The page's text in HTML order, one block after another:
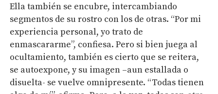
Ella también se encubre, intercambiando
segmentos de su rostro con los de otras. “Por mi
experiencia personal, yo trato de
enmascararme”, confiesa. Pero si bien juega al
ocultamiento, también es cierto que se reitera,
se autoexpone, y su imagen –aun estallada o
disuelta- se vuelve omnipresente. “Todas tienen